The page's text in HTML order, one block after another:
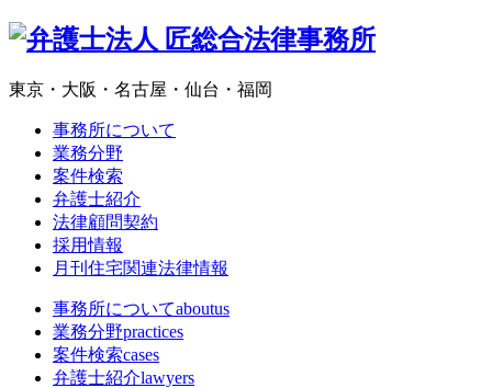
東京・大阪・名古屋・仙台・福岡
事務所について
業務分野
案件検索
弁護士紹介
法律顧問契約
採用情報
月刊住宅関連法律情報
事務所についてaboutus
業務分野practices
案件検索cases
弁護士紹介lawyers